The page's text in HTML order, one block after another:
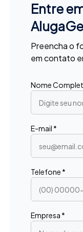
Entre
Preencha o
em contato
Nome
E-mail *
Telefone *
Empresa *